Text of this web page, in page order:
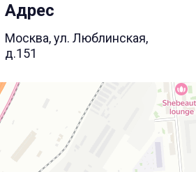
Адрес
Москва, ул. Люблинская,
д.151